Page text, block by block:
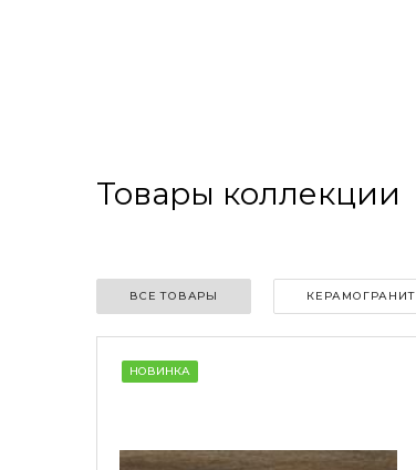
Товары коллекции
ВСЕ ТОВАРЫ КЕРАМОГРАНИТ
НОВИНКА